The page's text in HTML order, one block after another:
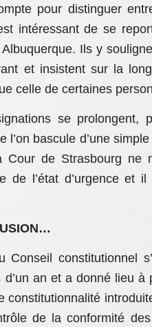
pour distinguer
intéressant de se
Ils y
et insistent sur la
celle de certaines
se
l’on bascule d’une
Cour de Strasbourg ne
de l’état d’urgence et il
Conseil constitutionnel
an et a donné lieu
constitutionnalité
de la conformité